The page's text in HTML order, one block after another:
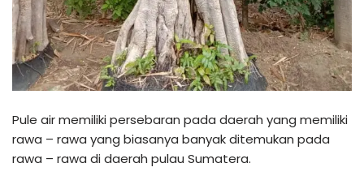
Pule air memiliki persebaran pada daerah yang memiliki
rawa – rawa yang biasanya banyak ditemukan pada
rawa – rawa di daerah pulau Sumatera.